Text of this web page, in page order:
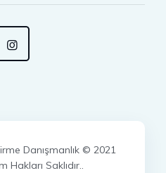
Danışmanlık © 2021
Hakları Saklıdır..